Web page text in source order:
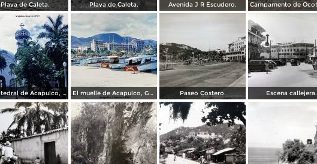
Playa de Caleta. Playa de Caleta. Avenida J R Escudero.
La Catedral de Acapulco, Guerrero 1967. El muelle de Acapulco, Guerrero 1967. Paseo Costero. Escena callejera.